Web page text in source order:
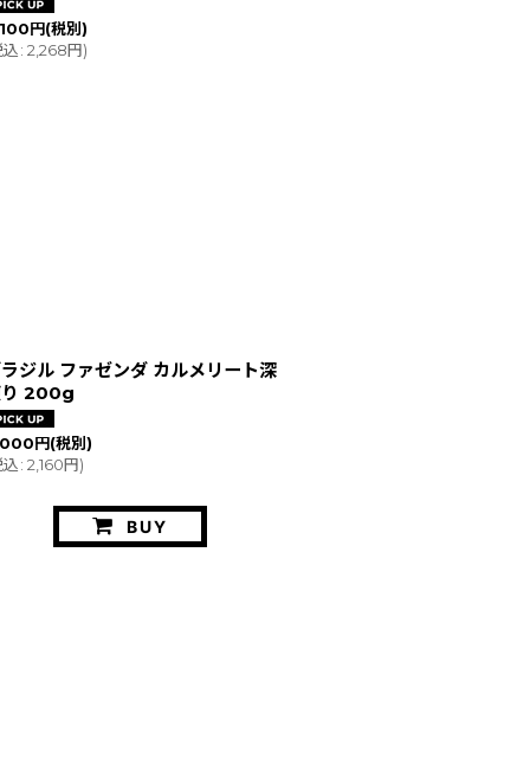
円(税別)
: 2,268円)
ジル ファゼンダ カルメリート深
り 200g
円(税別)
: 2,160円)
BUY